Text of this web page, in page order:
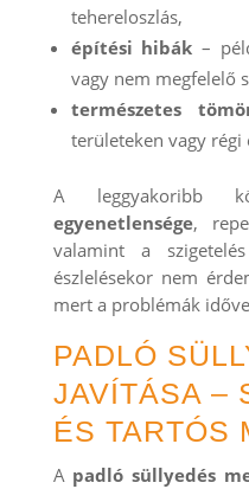
tehereloszlás,
építési hibák –
vagy nem megfelelő
természetes
területeken vagy régi
A leggyakoribb
egyenetlensége,
valamint a
észlelésekor nem
mert a problémák
PADLÓ
JAVÍTÁSA –
ÉS TARTÓS
A padló süllyedés